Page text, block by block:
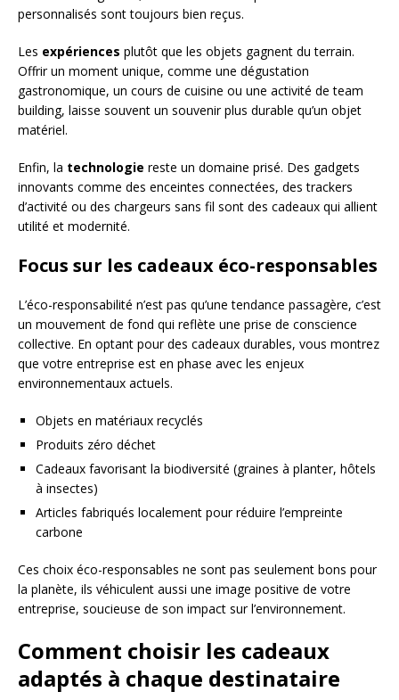
personnalisés sont toujours bien reçus.
Les expériences plutôt que les objets gagnent du terrain.
Offrir un moment unique, comme une dégustation
gastronomique, un cours de cuisine ou une activité de team
building, laisse souvent un souvenir plus durable qu’un objet
matériel.
Enfin, la technologie reste un domaine prisé. Des gadgets
innovants comme des enceintes connectées, des trackers
d’activité ou des chargeurs sans fil sont des cadeaux qui allient
utilité et modernité.
Focus sur les cadeaux éco-responsables
L’éco-responsabilité n’est pas qu’une tendance passagère, c’est
un mouvement de fond qui reflète une prise de conscience
collective. En optant pour des cadeaux durables, vous montrez
que votre entreprise est en phase avec les enjeux
environnementaux actuels.
Objets en matériaux recyclés
Produits zéro déchet
Cadeaux favorisant la biodiversité (graines à planter, hôtels
à insectes)
Articles fabriqués localement pour réduire l’empreinte
carbone
Ces choix éco-responsables ne sont pas seulement bons pour
la planète, ils véhiculent aussi une image positive de votre
entreprise, soucieuse de son impact sur l’environnement.
Comment choisir les cadeaux
adaptés à chaque destinataire